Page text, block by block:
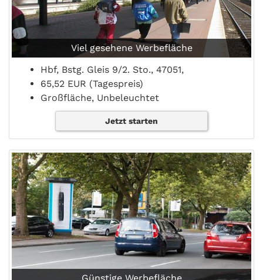
Viel gesehene Werbefläche
Hbf, Bstg. Gleis 9/2. Sto., 47051,
65,52 EUR (Tagespreis)
Großfläche, Unbeleuchtet
Jetzt starten